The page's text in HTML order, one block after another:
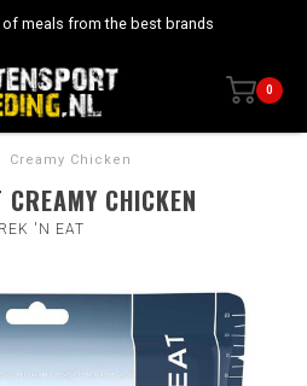
meals from the best brands
0
Creamy Chicken
CHICKEN
'N EAT